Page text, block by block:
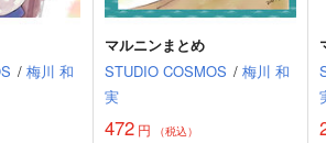
/ 梅川 和
マルニンまとめ
STUDIO COSMOS / 梅川 和
実
472円 （税込）